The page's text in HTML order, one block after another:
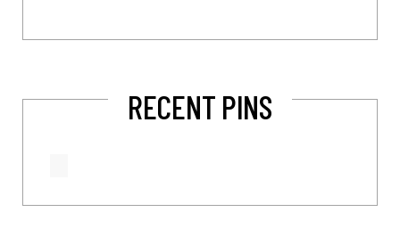
RECENT PINS